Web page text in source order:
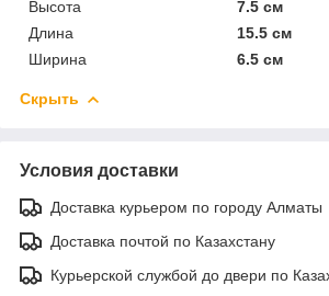
Высота
7.5 см
Длина
15.5 см
Ширина
6.5 см
Скрыть
Условия доставки
Доставка курьером по городу Алматы
Доставка почтой по Казахстану
Курьерской службой до двери по